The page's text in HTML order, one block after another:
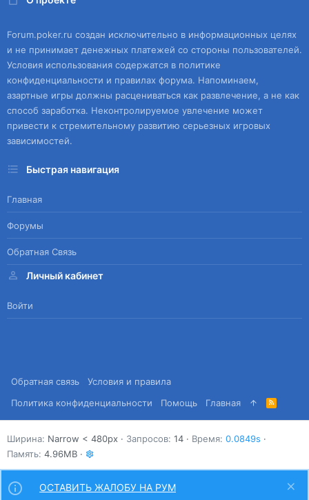
Forum.poker.ru создан исключительно в информационных целях
и не принимает денежных платежей со стороны пользователей.
Условия использования содержатся в политике
конфиденциальности и правилах форума. Напоминаем,
азартные игры должны расцениваться как развлечение, а не как
способ заработка. Неконтролируемое увлечение может
привести к стремительному развитию серьезных игровых
зависимостей.
Быстрая навигация
Главная
Форумы
Обратная Связь
Личный кабинет
Войти
Обратная связь
Условия и правила
Политика конфиденциальности
Помощь Главная
R
S
S
Ширина Запросов 14 Время 0.0849s
Память 4.96MB
Снизу
ОСТАВИТЬ ЖАЛОБУ НА РУМ